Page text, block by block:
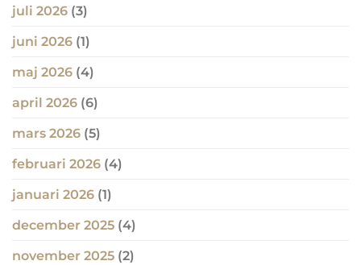
juli 2026 (3)
juni 2026 (1)
maj 2026 (4)
april 2026 (6)
mars 2026 (5)
februari 2026 (4)
januari 2026 (1)
december 2025 (4)
november 2025 (2)